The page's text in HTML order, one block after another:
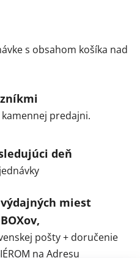
s obsahom košíka nad
predajni.
deň
miest
pošty + doručenie
na Adresu